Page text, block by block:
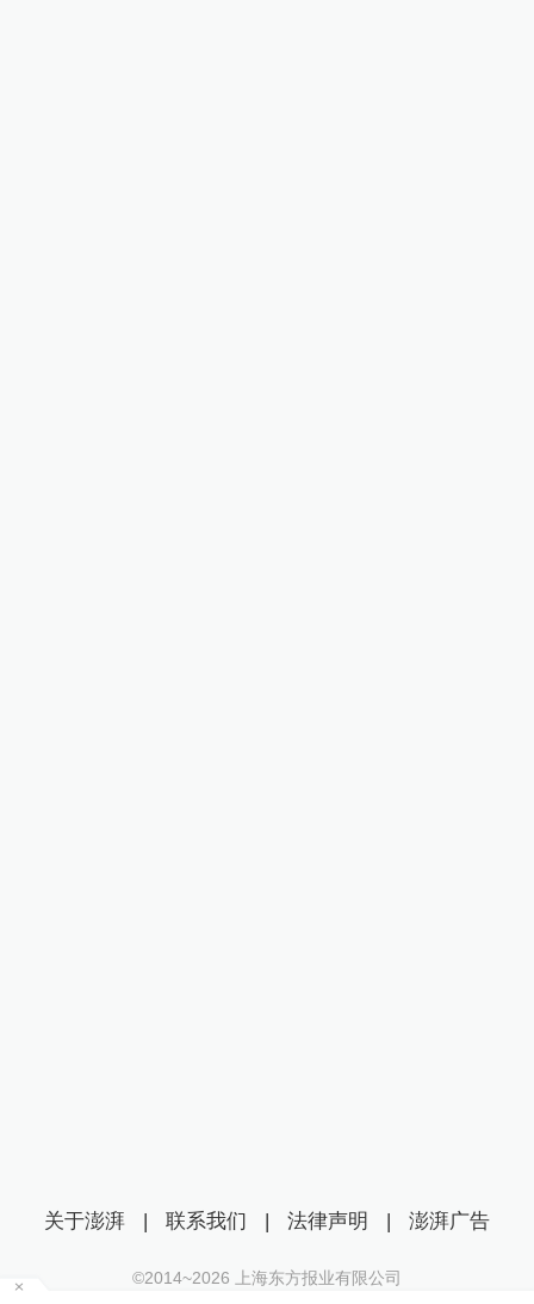
关于澎湃 | 联系我们 | 法律声明 | 澎湃广告
©2014~2026 上海东方报业有限公司